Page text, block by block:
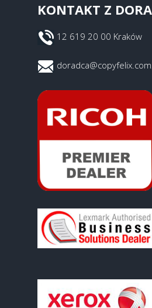
KONTAKT Z
12 619 20 00 Kraków